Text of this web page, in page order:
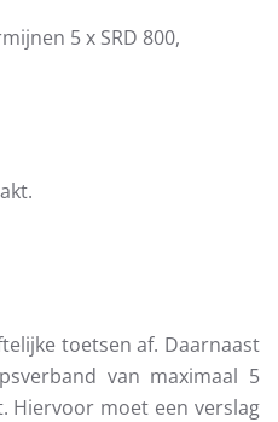
5 x SRD 800,
toetsen af. Daarnaast
van maximaal 5
Hiervoor moet een verslag